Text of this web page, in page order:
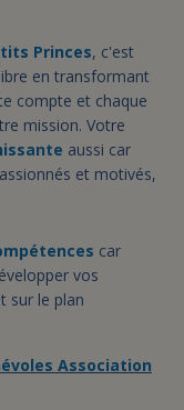
Princes, c'est
en transformant
compte et chaque
mission. Votre
aussi car
et motivés,
car
vos
sur le plan
Association